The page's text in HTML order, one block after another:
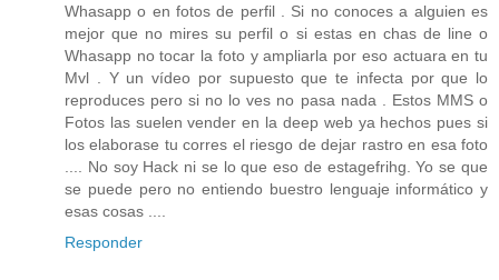
Whasapp o en fotos de perfil . Si no conoces a alguien es
mejor que no mires su perfil o si estas en chas de line o
Whasapp no tocar la foto y ampliarla por eso actuara en tu
Mvl . Y un vídeo por supuesto que te infecta por que lo
reproduces pero si no lo ves no pasa nada . Estos MMS o
Fotos las suelen vender en la deep web ya hechos pues si
los elaborase tu corres el riesgo de dejar rastro en esa foto
.... No soy Hack ni se lo que eso de estagefrihg. Yo se que
se puede pero no entiendo buestro lenguaje informático y
esas cosas ....
Responder